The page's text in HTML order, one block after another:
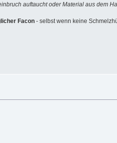
auftaucht oder Material aus dem
Facon- selbst wenn keine